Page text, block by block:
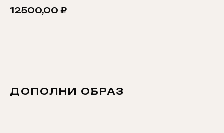
12500,00 ₽
ДОПОЛНИ ОБРАЗ